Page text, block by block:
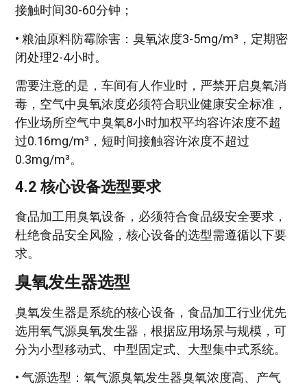
接触时间30-60分钟；
• 粮油原料防霉除害：臭氧浓度3-5mg/m³，定期密
闭处理2-4小时。
需要注意的是，车间有人作业时，严禁开启臭氧消
毒，空气中臭氧浓度必须符合职业健康安全标准，
作业场所空气中臭氧8小时加权平均容许浓度不超
过0.16mg/m³，短时间接触容许浓度不超过
0.3mg/m³。
4.2 核心设备选型要求
食品加工用臭氧设备，必须符合食品级安全要求，
杜绝食品安全风险，核心设备的选型需遵循以下要
求。
臭氧发生器选型
臭氧发生器是系统的核心设备，食品加工行业优先
选用氧气源臭氧发生器，根据应用场景与规模，可
分为小型移动式、中型固定式、大型集中式系统。
• 气源选型：氧气源臭氧发生器臭氧浓度高、产气